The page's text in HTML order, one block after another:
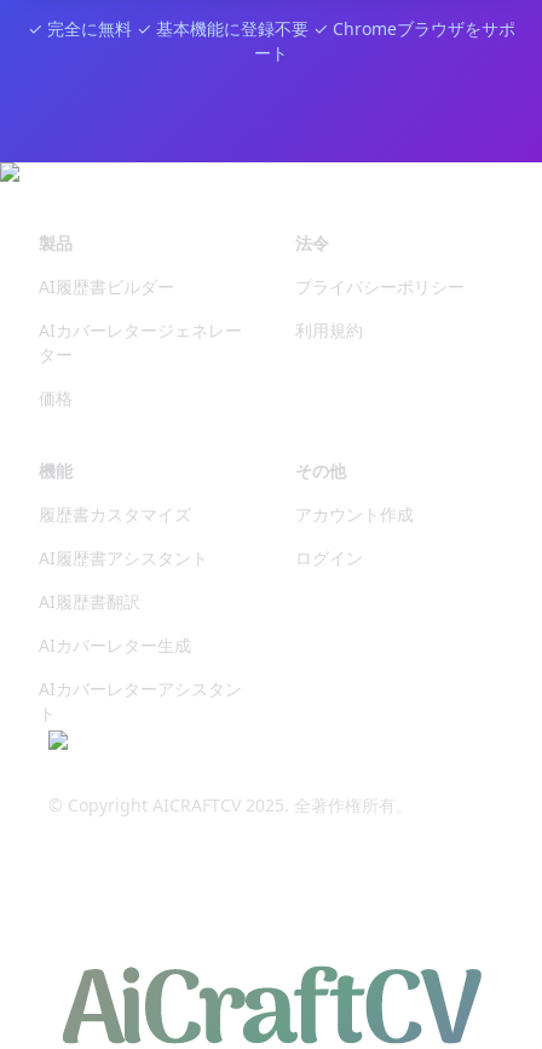
✓ 完全に無料 ✓ 基本機能に登録不要 ✓ Chromeブラウザをサポ
ート
製品
AI履歴書ビルダー
AIカバーレタージェネレー
ター
価格
法令
プライバシーポリシー
利用規約
機能
履歴書カスタマイズ
AI履歴書アシスタント
AI履歴書翻訳
AIカバーレター生成
AIカバーレターアシスタン
ト
その他
アカウント作成
ログイン
© Copyright AICRAFTCV 2025. 全著作権所有。